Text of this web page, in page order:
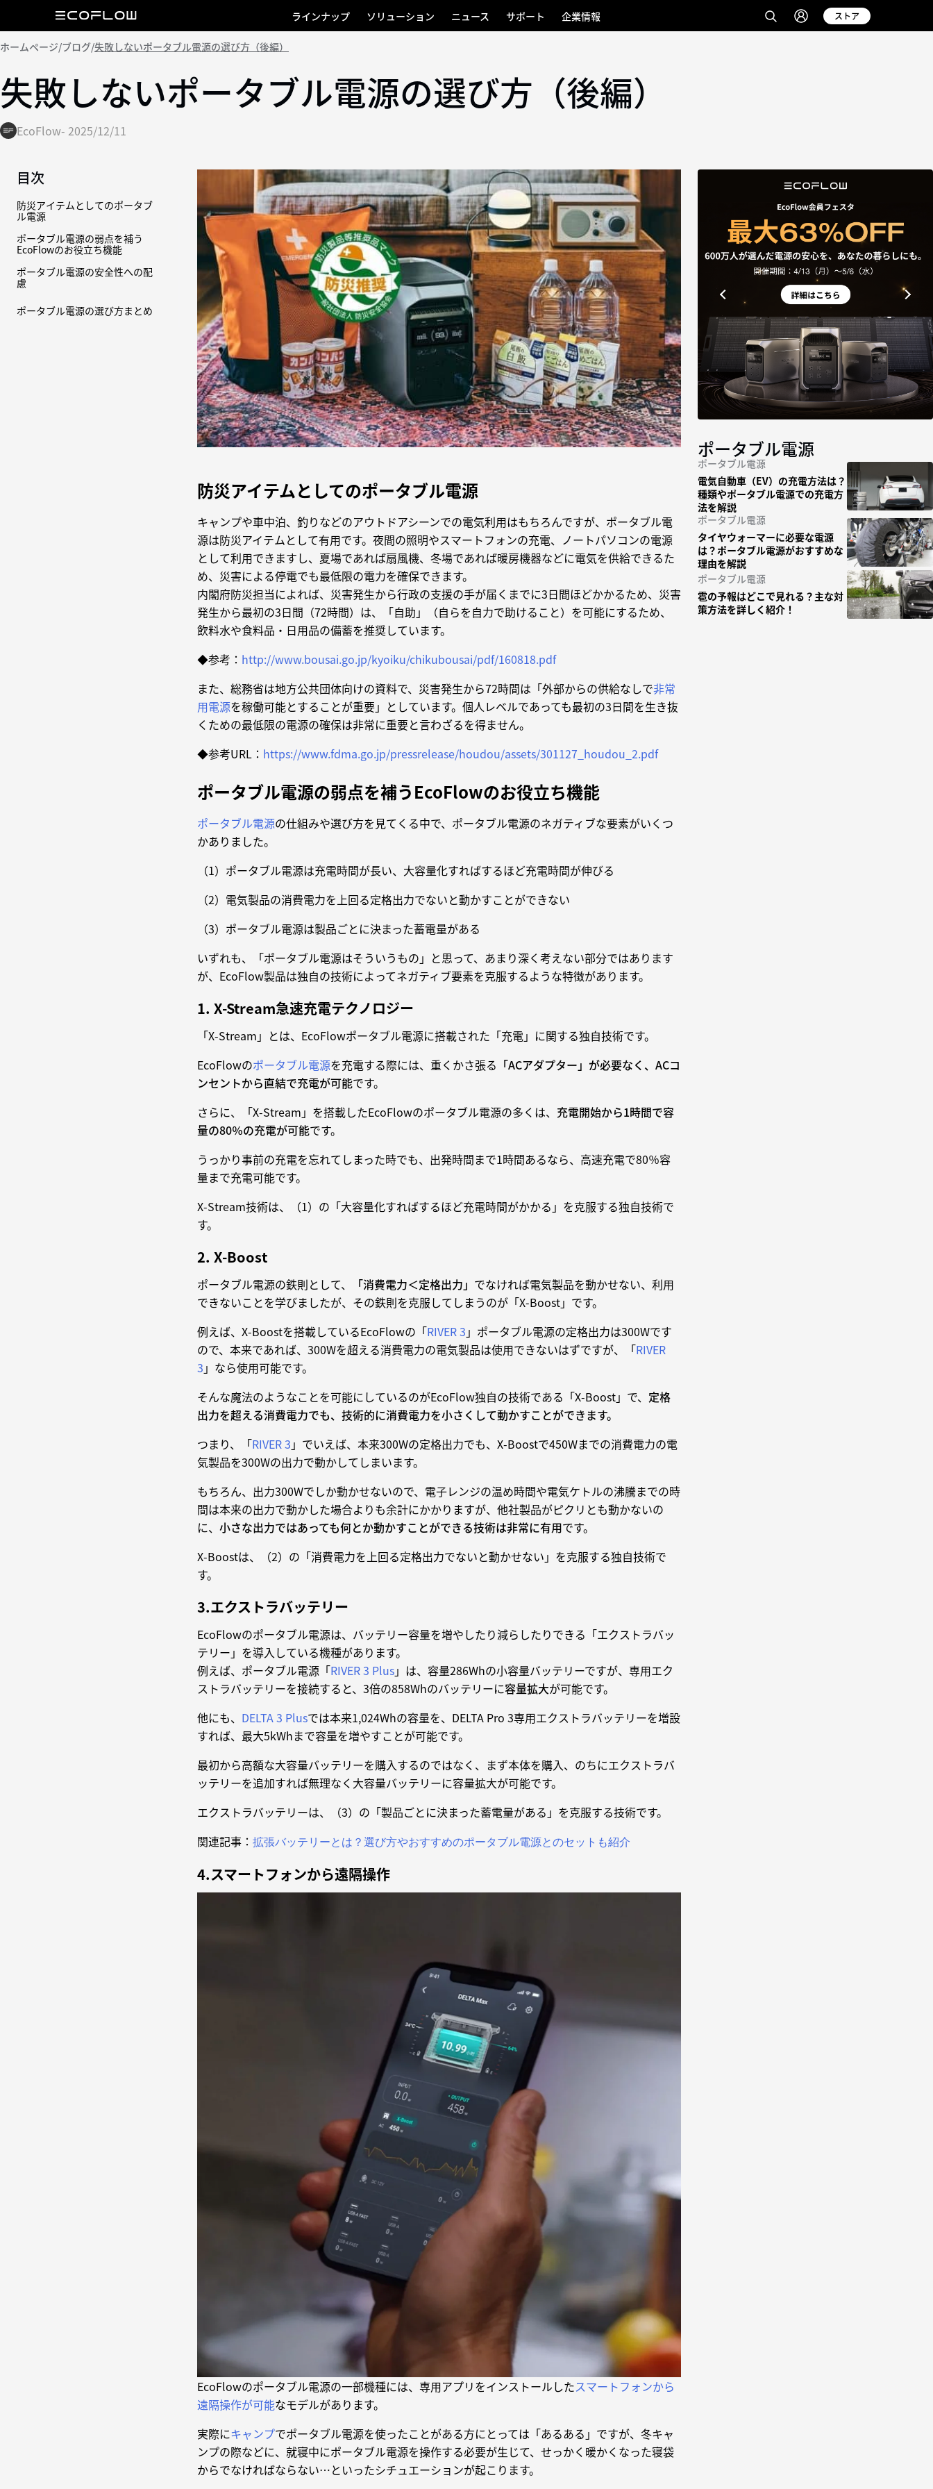
ラインナップ ソリューション ニュース サポート 企業情報 ストア
ホームページ/ブログ/失敗しないポータブル電源の選び方（後編）
失敗しないポータブル電源の選び方（後編）
EcoFlow- 2025/12/11
目次
防災アイテムとしてのポータブ
ル電源
ポータブル電源の弱点を補う
EcoFlowのお役立ち機能
ポータブル電源の安全性への配
慮
ポータブル電源の選び方まとめ
防災アイテムとしてのポータブル電源
キャンプや車中泊、釣りなどのアウトドアシーンでの電気利用はもちろんですが、ポータブル電
源は防災アイテムとして有用です。夜間の照明やスマートフォンの充電、ノートパソコンの電源
として利用できますし、夏場であれば扇風機、冬場であれば暖房機器などに電気を供給できるた
め、災害による停電でも最低限の電力を確保できます。
内閣府防災担当によれば、災害発生から行政の支援の手が届くまでに3日間ほどかかるため、災害
発生から最初の3日間（72時間）は、「自助」（自らを自力で助けること）を可能にするため、
飲料水や食料品・日用品の備蓄を推奨しています。
◆参考： http://www.bousai.go.jp/kyoiku/chikubousai/pdf/160818.pdf
また、総務省は地方公共団体向けの資料で、災害発生から72時間は「外部からの供給なしで非常
用電源を稼働可能とすることが重要」としています。個人レベルであっても最初の3日間を生き抜
くための最低限の電源の確保は非常に重要と言わざるを得ません。
◆参考URL： https://www.fdma.go.jp/pressrelease/houdou/assets/301127_houdou_2.pdf
ポータブル電源の弱点を補うEcoFlowのお役立ち機能
ポータブル電源の仕組みや選び方を見てくる中で、ポータブル電源のネガティブな要素がいくつ
かありました。
（1）ポータブル電源は充電時間が長い、大容量化すればするほど充電時間が伸びる
（2）電気製品の消費電力を上回る定格出力でないと動かすことができない
（3）ポータブル電源は製品ごとに決まった蓄電量がある
いずれも、「ポータブル電源はそういうもの」と思って、あまり深く考えない部分ではあります
が、EcoFlow製品は独自の技術によってネガティブ要素を克服するような特徴があります。
1. X-Stream急速充電テクノロジー
「X-Stream」とは、EcoFlowポータブル電源に搭載された「充電」に関する独自技術です。
EcoFlowのポータブル電源を充電する際には、重くかさ張る 「ACアダプター」が必要なく、ACコ
ンセントから直結で充電が可能です。
さらに、「X-Stream」を搭載したEcoFlowのポータブル電源の多くは、 充電開始から1時間で容
量の80％の充電が可能です。
うっかり事前の充電を忘れてしまった時でも、出発時間まで1時間あるなら、高速充電で80％容
量まで充電可能です。
X-Stream技術は、（1）の「大容量化すればするほど充電時間がかかる」を克服する独自技術で
す。
2. X-Boost
ポータブル電源の鉄則として、 「消費電力＜定格出力」 でなければ電気製品を動かせない、利用
できないことを学びましたが、その鉄則を克服してしまうのが「X-Boost」です。
例えば、X-Boostを搭載しているEcoFlowの「RIVER 3 」ポータブル電源の定格出力は300Wです
ので、本来であれば、300Wを超える消費電力の電気製品は使用できないはずですが、「RIVER
3 」なら使用可能です。
そんな魔法のようなことを可能にしているのがEcoFlow独自の技術である「X-Boost」で、 定格
出力を超える消費電力でも、技術的に消費電力を小さくして動かすことができます。
つまり、「RIVER 3 」でいえば、本来300Wの定格出力でも、X-Boostで450Wまでの消費電力の電
気製品を300Wの出力で動かしてしまいます。
もちろん、出力300Wでしか動かせないので、電子レンジの温め時間や電気ケトルの沸騰までの時
間は本来の出力で動かした場合よりも余計にかかりますが、他社製品がピクリとも動かないの
に、 小さな出力ではあっても何とか動かすことができる技術は非常に有用です。
X-Boostは、（2）の「消費電力を上回る定格出力でないと動かせない」を克服する独自技術で
す。
3.エクストラバッテリー
EcoFlowのポータブル電源は、バッテリー容量を増やしたり減らしたりできる「エクストラバッ
テリー」を導入している機種があります。
例えば、ポータブル電源「RIVER 3 Plus」は、容量286Whの小容量バッテリーですが、専用エク
ストラバッテリーを接続すると、3倍の858Whのバッテリーに容量拡大が可能です。
他にも、 DELTA 3 Plusでは本来1,024Whの容量を、DELTA Pro 3専用エクストラバッテリーを増設
すれば、最大5kWhまで容量を増やすことが可能です。
最初から高額な大容量バッテリーを購入するのではなく、まず本体を購入、のちにエクストラバ
ッテリーを追加すれば無理なく大容量バッテリーに容量拡大が可能です。
エクストラバッテリーは、（3）の「製品ごとに決まった蓄電量がある」を克服する技術です。
関連記事： 拡張バッテリーとは？選び方やおすすめのポータブル電源とのセットも紹介
4.スマートフォンから遠隔操作
EcoFlowのポータブル電源の一部機種には、専用アプリをインストールしたスマートフォンから
遠隔操作が可能なモデルがあります。
実際にキャンプでポータブル電源を使ったことがある方にとっては「あるある」ですが、冬キャ
ンプの際などに、就寝中にポータブル電源を操作する必要が生じて、せっかく暖かくなった寝袋
からでなければならない…といったシチュエーションが起こります。
ポータブル電源
ポータブル電源
電気自動車（EV）の充電方法は？
種類やポータブル電源での充電方
法を解説
ポータブル電源
タイヤウォーマーに必要な電源
は？ポータブル電源がおすすめな
理由を解説
ポータブル電源
雹の予報はどこで見れる？主な対
策方法を詳しく紹介！